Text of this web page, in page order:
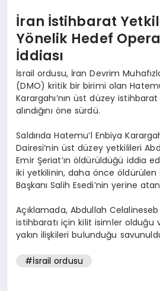
İran İstihbarat
Yönelik Hedef
İddiası
İsrail ordusu, İran Devrim
(DMO) kritik bir birimi olan
Karargahı’nın üst düzey
alındığını öne sürdü.
Saldırıda Hatemu’l Enbiya
Dairesi’nin üst düzey yetkilileri
Emir Şeriat’ın öldürüldüğü iddia
iki yetkilinin, daha önce öldürülen
Başkanı Salih Esedi’nin yerine
Açıklamada, Abdullah Celalineseb
istihbaratı için kilit isimler olduğu
yakın ilişkileri bulunduğu
#İsrail ordusu